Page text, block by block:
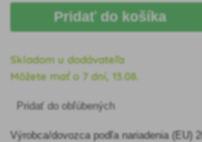
Pridať do košíka
Skladom u dodávateľa
Môžete mať o 7 dní, 13.08.
Pridať do obľúbených
Výrobca/dovozca podľa nariadenia (EU)